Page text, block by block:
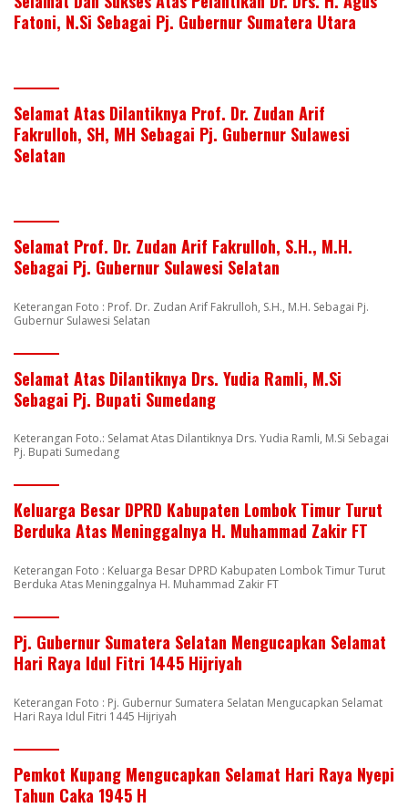
Fatoni, N.Si Sebagai Pj. Gubernur Sumatera Utara
Selamat Atas Dilantiknya Prof. Dr. Zudan Arif
Fakrulloh, SH, MH Sebagai Pj. Gubernur Sulawesi
Selatan
Selamat Prof. Dr. Zudan Arif Fakrulloh, S.H., M.H.
Sebagai Pj. Gubernur Sulawesi Selatan
Keterangan Foto : Prof. Dr. Zudan Arif Fakrulloh, S.H., M.H. Sebagai Pj.
Gubernur Sulawesi Selatan
Selamat Atas Dilantiknya Drs. Yudia Ramli, M.Si
Sebagai Pj. Bupati Sumedang
Keterangan Foto.: Selamat Atas Dilantiknya Drs. Yudia Ramli, M.Si Sebagai
Pj. Bupati Sumedang
Keluarga Besar DPRD Kabupaten Lombok Timur Turut
Berduka Atas Meninggalnya H. Muhammad Zakir FT
Keterangan Foto : Keluarga Besar DPRD Kabupaten Lombok Timur Turut
Berduka Atas Meninggalnya H. Muhammad Zakir FT
Pj. Gubernur Sumatera Selatan Mengucapkan Selamat
Hari Raya Idul Fitri 1445 Hijriyah
Keterangan Foto : Pj. Gubernur Sumatera Selatan Mengucapkan Selamat
Hari Raya Idul Fitri 1445 Hijriyah
Pemkot Kupang Mengucapkan Selamat Hari Raya Nyepi
Tahun Caka 1945 H